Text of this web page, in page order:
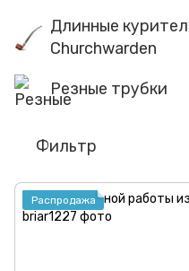
Длинные
Churchwarden
Резные трубки
Фильтр
Распродажа